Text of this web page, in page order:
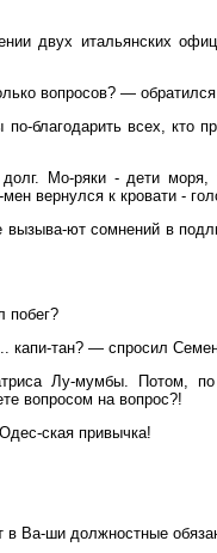
двух итальянских
вопросов? —
благодарить всех, кто
Мо-ряки - дети
вернулся к кровати -
ют сомнений в
побег?
капи-тан? — спросил
Лу-мумбы. Потом,
вопросом на вопрос?!
ская привычка!
Ва-ши должностные